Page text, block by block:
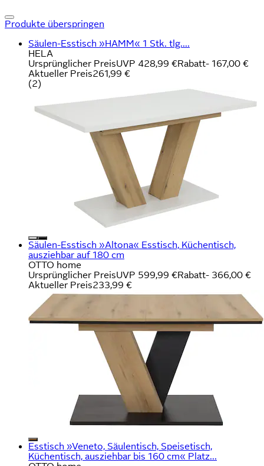
Produkte überspringen
Säulen-Esstisch »HAMM« 1 Stk. tlg....
HELA
Ursprünglicher PreisUVP 428,99 €Rabatt- 167,00 €
Aktueller Preis261,99 €
(2)
Säulen-Esstisch »Altona« Esstisch, Küchentisch,
ausziehbar auf 180 cm
OTTO home
Ursprünglicher PreisUVP 599,99 €Rabatt- 366,00 €
Aktueller Preis233,99 €
Esstisch »Veneto, Säulentisch, Speisetisch,
Küchentisch, ausziehbar bis 160 cm« Platz...